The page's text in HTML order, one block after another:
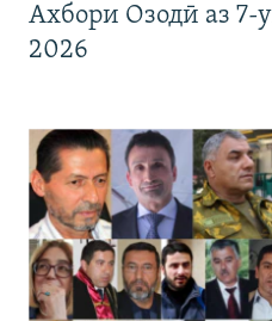
Ахбори Озодӣ аз 7-
2026